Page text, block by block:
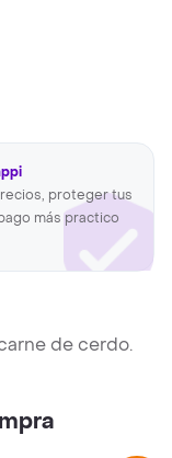
proteger tus
más practico
de cerdo.